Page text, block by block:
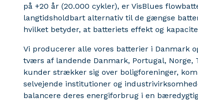
på +20 år (20.000 cykler), er VisBlues
langtidsholdbart alternativ til de gængse
hvilket betyder, at batteriets effekt og
Vi producerer alle vores batterier i Danmark
tværs af landende Danmark, Portugal, Norge,
kunder strækker sig over boligforeninger,
selvejende institutioner og
balancere deres energiforbrug i en